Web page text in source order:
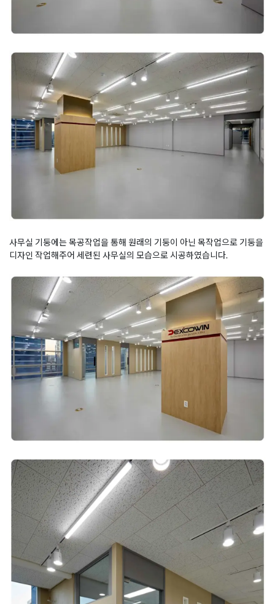
사무실 기둥에는 목공작업을 통해 원래의 기둥이 아닌 목작업으로 기둥을
디자인 작업해주어 세련된 사무실의 모습으로 시공하였습니다.